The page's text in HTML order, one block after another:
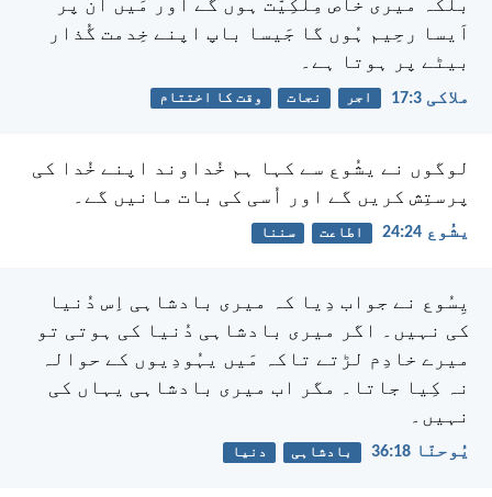
بلکہ میری خاص مِلکِیّت ہوں گے اور مَیں اُن پر
اَیسا رحِیم ہُوں گا جَیسا باپ اپنے خِدمت گُذار
بیٹے پر ہوتا ہے۔
ملاکی 3:‏17 اجر نجات وقت کا اختتام
لوگوں نے یشُوع سے کہا ہم خُداوند اپنے خُدا کی
پرستِش کریں گے اور اُسی کی بات مانیں گے۔
یشُوع 24:‏24 اطاعت سننا
یِسُوع نے جواب دِیا کہ میری بادشاہی اِس دُنیا
کی نہیں۔ اگر میری بادشاہی دُنیا کی ہوتی تو
میرے خادِم لڑتے تاکہ مَیں یہُودِیوں کے حوالہ
نہ کِیا جاتا۔ مگر اب میری بادشاہی یہاں کی
نہیں۔
یُوحنّا 18:‏36 بادشاہی دنیا